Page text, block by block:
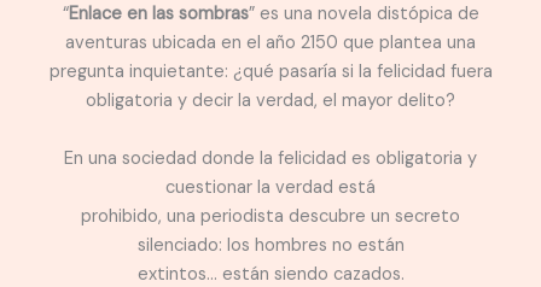
“Enlace en las sombras” es una novela distópica de
aventuras ubicada en el año 2150 que plantea una
pregunta inquietante: ¿qué pasaría si la felicidad fuera
obligatoria y decir la verdad, el mayor delito?
En una sociedad donde la felicidad es obligatoria y
cuestionar la verdad está
prohibido, una periodista descubre un secreto
silenciado: los hombres no están
extintos… están siendo cazados.